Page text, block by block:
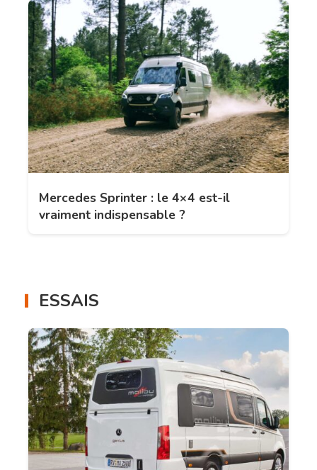
Mercedes Sprinter : le 4×4 est-il
vraiment indispensable ?
ESSAIS